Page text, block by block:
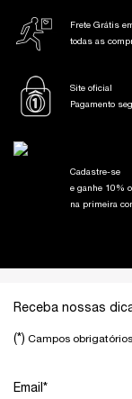
Frete Grátis
todas as
Site oficial
Pagamento
Cadastre-se
e ganhe 10%
na primeira
Receba nossas
(*) Campos obrigatórios
Email *